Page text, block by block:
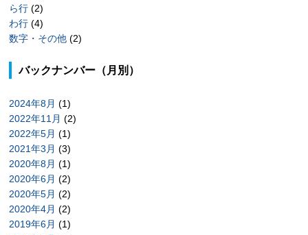
ら行 (2)
わ行 (4)
数字・その他 (2)
バックナンバー（月別）
2024年8月 (1)
2022年11月 (2)
2022年5月 (1)
2021年3月 (3)
2020年8月 (1)
2020年6月 (2)
2020年5月 (2)
2020年4月 (2)
2019年6月 (1)